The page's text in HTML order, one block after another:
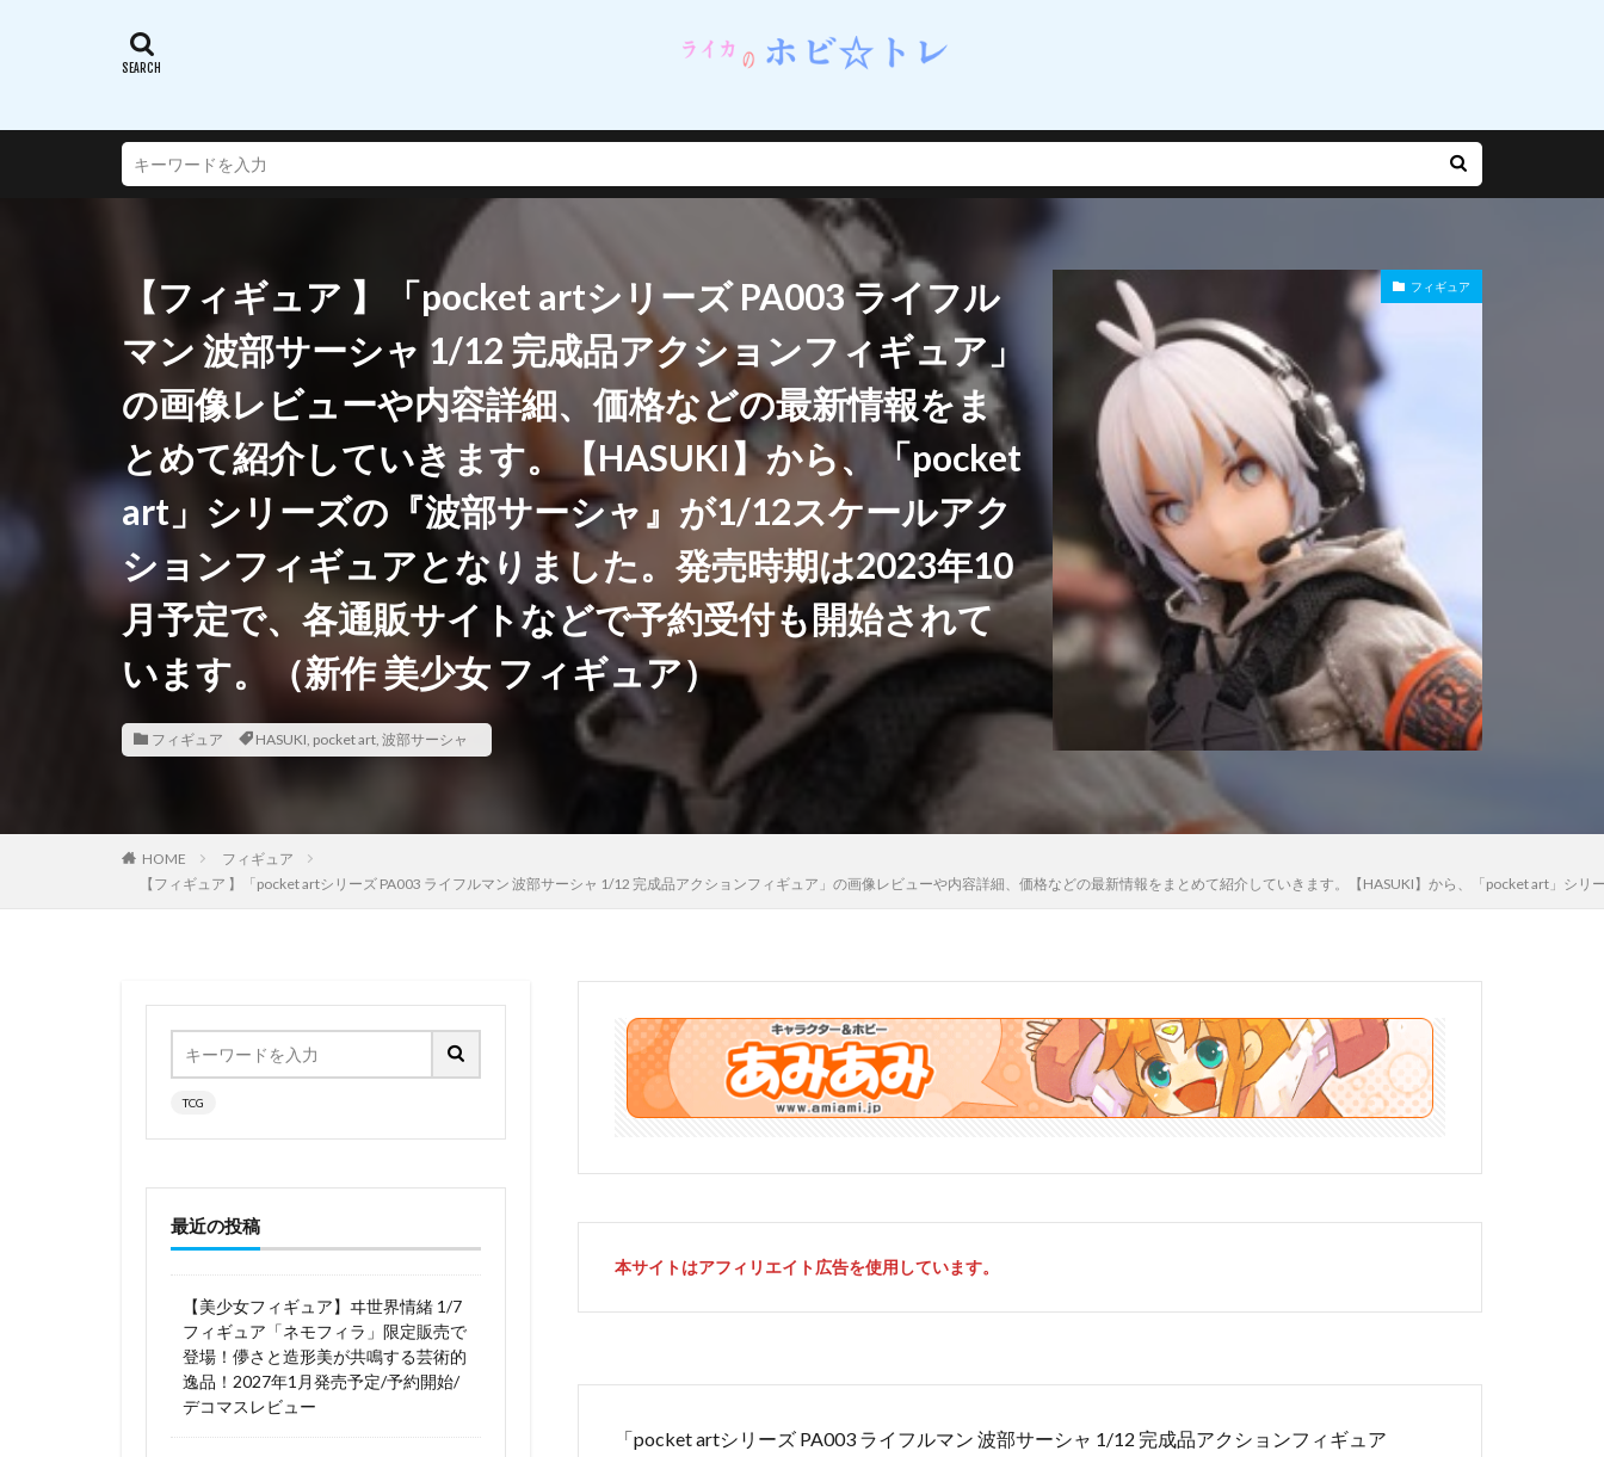
蝸之殼スタジオ（スネイルシェルスタジオ）
角楯カリン 設定資料集
超次元ゲイムネプテューヌ
超絶最かわてんしちゃん 踊り子
軌跡シリーズ
通常攻撃が全体攻撃で二回攻撃のお母さんは好きですか？
逢坂大河
連盟空軍航空魔法音楽隊ルミナスウィッチーズ
逸仙(イーシェン)
遠野秋葉
酒呑童子 重兵装型女子高生 金糸雀 金色の闇 鈴原美紗
鈴雨やつみ
銀鏡イオリ
鎮海 閃乱カグラ
閃乱カグラ NewWave Gバースト
閃乱カグラ SHINOVI MASTER ～東京妖魔編～
閃刀姫 開栓注意 間桐桜
阿波連さんははかれない
阿波連れいな 限定販売 陰の実力者になりたくて！
陰陽師本格幻想RPG
陸八魔アル
陽夏木ミカン 雛苺 雛衣ポーレット 雨天決行 雪ノ下雪乃
雪泉
雪音クリス
雪風 雷電芽衣 雷霆特遣隊 WHISKY・SOUR 霊使い 霧切響子
霧雨魔理沙
青春ブタ野郎はバニーガール先輩の夢を見ない
青眼の究極竜 静山マシロ 風巻祭里
風紀委員長
風薫る - 放課後
風霊使いウィン/Wynn the Wind Chamer 食戟のソーマ 食玩
食蜂操祈
香月芽郁
駿河 骸骨騎士様、只今異世界へお出掛け中 高坂桐乃 高巻杏 高木さん
高雄
鬼滅の刃
魂魄妖夢 魔太郎 魔女の旅々 魔妖 魔弾 魔法少女
魔法少女まどか☆マギカ
魔法少女まどかマギカ
鴉羽 鷺沢文香 鹿乃 黒チャイナさん 黒咲芽亜
黒髪メイド
龍造寺朱音 １／ ONE SLASH
検索
【フィギュア 】「pocket artシリーズ PA003 ライフル
マン 波部サーシャ 1/12 完成品アクションフィギュア」
の画像レビューや内容詳細、価格などの最新情報をま
とめて紹介していきます。【HASUKI】から、「pocket
art」シリーズの『波部サーシャ』が1/12スケールアク
ションフィギュアとなりました。発売時期は2023年10
月予定で、各通販サイトなどで予約受付も開始されて
います。（新作 美少女 フィギュア）
フィギュア HASUKI, pocket art, 波部サーシャ
フィギュア
HOME
フィギュア
【フィギュア 】「pocket artシリーズ PA003 ライフルマン 波部サーシャ 1/12 完成品アクションフィギュア」の画像レビューや内容詳細、価格などの最新情報をまとめて紹介していきます。【HASUKI】から、「pocket art
本サイトはアフィリエイト広告を使用しています。
「pocket artシリーズ PA003 ライフルマン 波部サーシャ 1/12 完成品アクションフィギュア
TCG
最近の投稿
【美少女フィギュア】ヰ世界情緒 1/7
フィギュア「ネモフィラ」限定販売で
登場！儚さと造形美が共鳴する芸術的
逸品！2027年1月発売予定/予約開始/
デコマスレビュー